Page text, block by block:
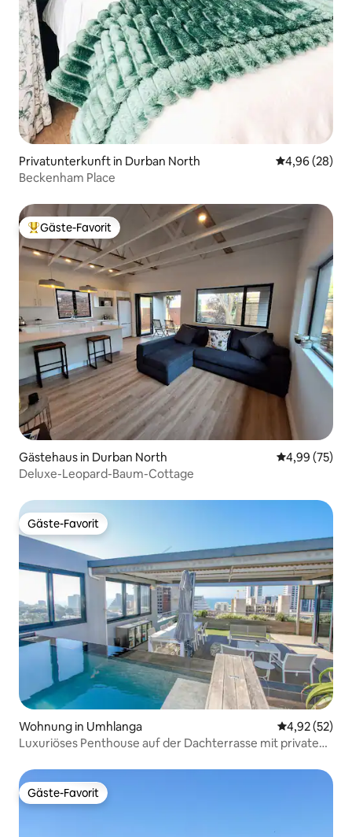
Privatunterkunft in Durban North
4,96 (28)
Beckenham Place
Beliebter Gäste-Favorit.
Gäste-Favorit
Gästehaus in Durban North
4,99 (75)
Deluxe-Leopard-Baum-Cottage
Gäste-Favorit
Gäste-Favorit
Wohnung in Umhlanga
4,92 (52)
Luxuriöses Penthouse auf der Dachterrasse mit privatem
Gäste-Favorit
Gäste-Favorit